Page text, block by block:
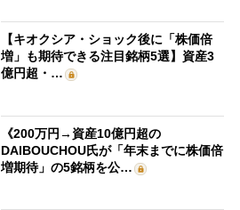
【キオクシア・ショック後に「株価倍
増」も期待できる注目銘柄5選】資産3
億円超・…
《200万円→資産10億円超の
DAIBOUCHOU氏が「年末までに株価倍
増期待」の5銘柄を公…